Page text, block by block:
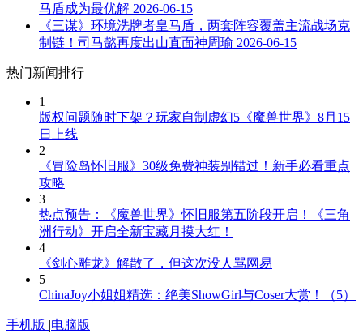
马盾成为最优解 2026-06-15
《三谋》环境洗牌者皇马盾，两套阵容覆盖主流战场克
制链！司马懿再度出山直面神周瑜 2026-06-15
热门新闻排行
1
版权问题随时下架？玩家自制虚幻5《魔兽世界》8月15
日上线
2
《冒险岛怀旧服》30级免费神装别错过！新手必看重点
攻略
3
热点预告：《魔兽世界》怀旧服第五阶段开启！《三角
洲行动》开启全新宝藏月摸大红！
4
《剑心雕龙》解散了，但这次没人骂网易
5
ChinaJoy小姐姐精选：绝美ShowGirl与Coser大赏！（5）
手机版 |电脑版